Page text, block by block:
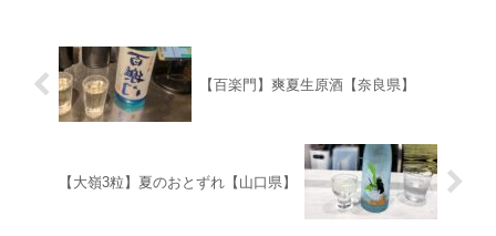
【百楽門】爽夏生原酒【奈良県】
【大嶺3粒】夏のおとずれ【山口県】